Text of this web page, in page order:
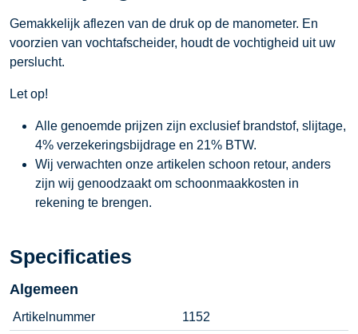
Gemakkelijk aflezen van de druk op de manometer. En
voorzien van vochtafscheider, houdt de vochtigheid uit uw
perslucht.
Let op!
Alle genoemde prijzen zijn exclusief brandstof, slijtage,
4% verzekeringsbijdrage en 21% BTW.
Wij verwachten onze artikelen schoon retour, anders
zijn wij genoodzaakt om schoonmaakkosten in
rekening te brengen.
Specificaties
Algemeen
Artikelnummer 1152